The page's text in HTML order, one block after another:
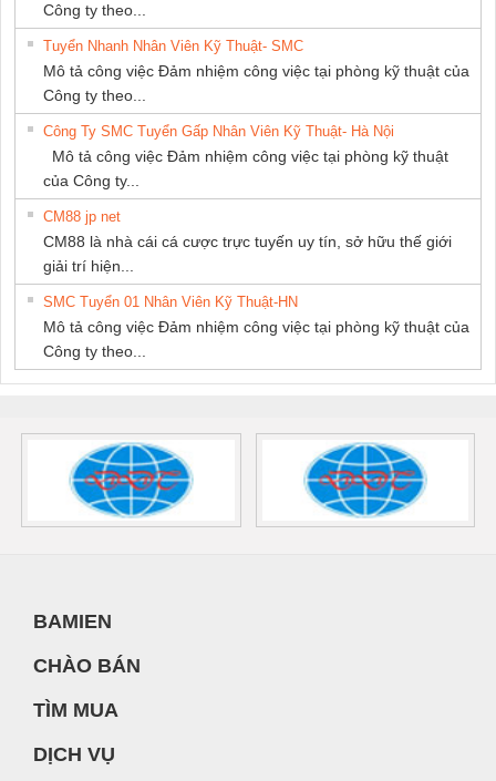
Công ty theo...
Tuyển Nhanh Nhân Viên Kỹ Thuật- SMC
Mô tả công việc Đảm nhiệm công việc tại phòng kỹ thuật của
Công ty theo...
Công Ty SMC Tuyển Gấp Nhân Viên Kỹ Thuật- Hà Nội
Mô tả công việc Đảm nhiệm công việc tại phòng kỹ thuật
của Công ty...
CM88 jp net
CM88 là nhà cái cá cược trực tuyến uy tín, sở hữu thế giới
giải trí hiện...
SMC Tuyển 01 Nhân Viên Kỹ Thuật-HN
Mô tả công việc Đảm nhiệm công việc tại phòng kỹ thuật của
Công ty theo...
BAMIEN
CHÀO BÁN
TÌM MUA
DỊCH VỤ